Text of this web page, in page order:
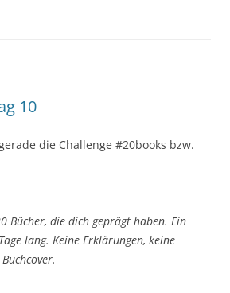
10
die Challenge #20books bzw.
Bücher, die dich geprägt haben. Ein
lang. Keine Erklärungen, keine